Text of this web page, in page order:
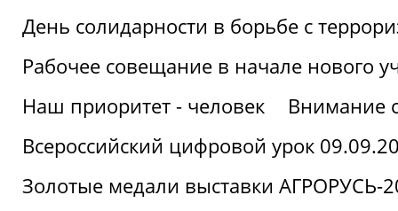
День солидарности в борьбе с
Рабочее совещание в начале нового
Наш приоритет - человек
Внимание
Всероссийский цифровой урок
Золотые медали выставки АГРОРУСЬ-